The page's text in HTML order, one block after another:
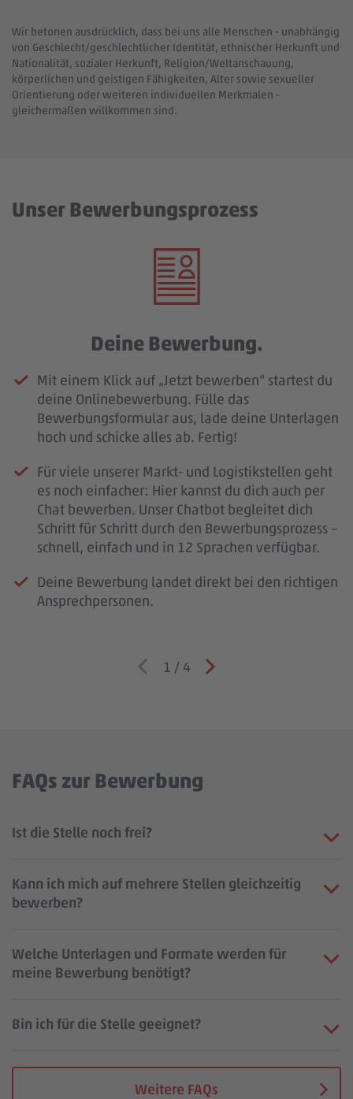
Wir betonen ausdrücklich, dass bei uns alle Menschen - unabhängig
von Geschlecht/geschlechtlicher Identität, ethnischer Herkunft und
Nationalität, sozialer Herkunft, Religion/Weltanschauung,
körperlichen und geistigen Fähigkeiten, Alter sowie sexueller
Orientierung oder weiteren individuellen Merkmalen -
gleichermaßen willkommen sind.
Unser Bewerbungsprozess
Deine Bewerbung.
Mit einem Klick auf „Jetzt bewerben“ startest du
deine Onlinebewerbung. Fülle das
Bewerbungsformular aus, lade deine Unterlagen
hoch und schicke alles ab. Fertig!
Für viele unserer Markt- und Logistikstellen geht
es noch einfacher: Hier kannst du dich auch per
Chat bewerben. Unser Chatbot begleitet dich
Schritt für Schritt durch den Bewerbungsprozess –
schnell, einfach und in 12 Sprachen verfügbar.
Deine Bewerbung landet direkt bei den richtigen
Ansprechpersonen.
1 / 4
FAQs zur Bewerbung
Ist die Stelle noch frei?
Kann ich mich auf mehrere Stellen gleichzeitig
bewerben?
Welche Unterlagen und Formate werden für
meine Bewerbung benötigt?
Bin ich für die Stelle geeignet?
Weitere FAQs